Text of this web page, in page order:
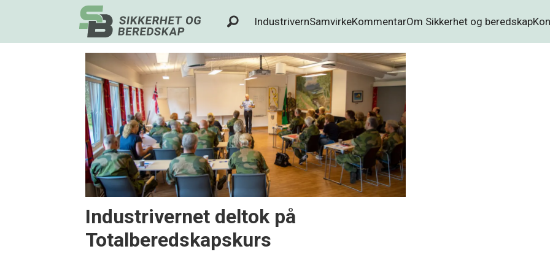
IndustrivernSamvirkeKommentarOm Sikkerhet og beredskap
vestland
fylkeskommune
Industrivernet deltok på
Totalberedskapskurs